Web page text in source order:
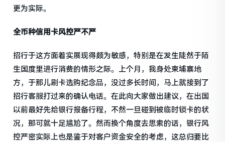
更为实际。
全币种信用卡风控严不严
招行于这方面着实展现得颇为敏感，特别是在发生陡然于陌
生国度里进行消费的情形之际。上个月，我身处柬埔寨地
方，于那儿刷卡选购纪念品，没过多长时间，马上就接到了
招行客服打过来的确认电话。在此向大家做出建议，在出国
以前最好先给银行报备行程，不然一旦碰到被临时锁卡的状
况，那可就十足尴尬了。然而换个角度去思索的话，银行风
控严密实际上也是鉴于对客户资金安全的考虑，这总归要比